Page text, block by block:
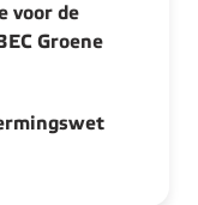
voor de
Groene